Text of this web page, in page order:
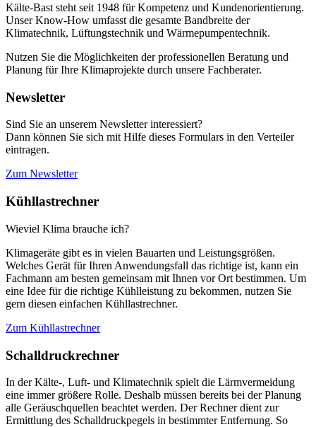
Kälte-Bast steht seit 1948 für Kompetenz und Kundenorientierung.
Unser Know-How umfasst die gesamte Bandbreite der
Klimatechnik, Lüftungstechnik und Wärmepumpentechnik.
Nutzen Sie die Möglichkeiten der professionellen Beratung und
Planung für Ihre Klimaprojekte durch unsere Fachberater.
Newsletter
Sind Sie an unserem Newsletter interessiert?
Dann können Sie sich mit Hilfe dieses Formulars in den Verteiler
eintragen.
Zum Newsletter
Kühllastrechner
Wieviel Klima brauche ich?
Klimageräte gibt es in vielen Bauarten und Leistungsgrößen.
Welches Gerät für Ihren Anwendungsfall das richtige ist, kann ein
Fachmann am besten gemeinsam mit Ihnen vor Ort bestimmen. Um
eine Idee für die richtige Kühlleistung zu bekommen, nutzen Sie
gern diesen einfachen Kühllastrechner.
Zum Kühllastrechner
Schalldruckrechner
In der Kälte-, Luft- und Klimatechnik spielt die Lärmvermeidung
eine immer größere Rolle. Deshalb müssen bereits bei der Planung
alle Geräuschquellen beachtet werden. Der Rechner dient zur
Ermittlung des Schalldruckpegels in bestimmter Entfernung. So